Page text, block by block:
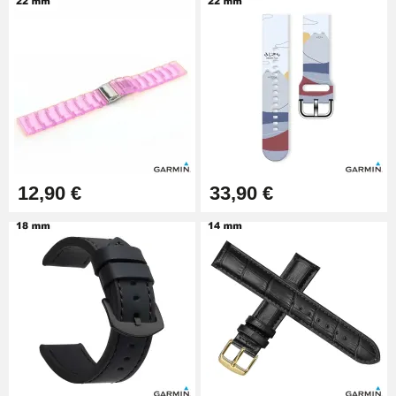
Pied à Coulisse Numérique
Pince à Poinçonner (pince trou)
Pince Trou pour Bracelet de
Kit Horlogerie Débutant
26,90 €
Boîte Pompe Bracelet Montre -
Diamètre 1,50 mm - 8 à 25 mm
12,90 € 33,90 €